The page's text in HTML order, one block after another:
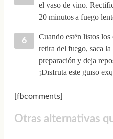
el vaso de vino.
20 minutos a fuego
Cuando estén listos los
retira del fuego, saca
preparación y deja
¡Disfruta este guiso
[fbcomments]
Otras alternativas